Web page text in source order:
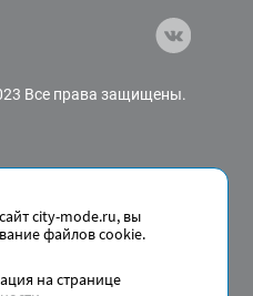
Все права защищены.
city-mode.ru, вы
файлов cookie.
на странице